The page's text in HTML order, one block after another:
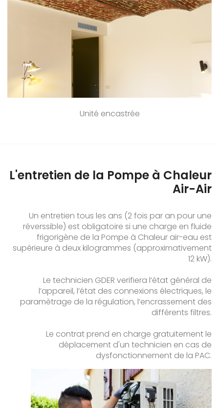
Unité encastrée
L'entretien de la Pompe à Chaleur
Air-Air
Un entretien tous les ans (2 fois par an pour une
réverssible) est obligatoire si une charge en fluide
frigorigène de la Pompe à Chaleur air-eau est
supérieure à deux kilogrammes (approximativement
12 kW).
Le technicien GDER verifiera l’état général de
l’appareil, l’état des connexions électriques, le
paramètrage de la régulation, l’encrassement des
différents filtres.
Le contrat prend en charge gratuitement le
déplacement d'un technicien en cas de
dysfonctionnement de la PAC.